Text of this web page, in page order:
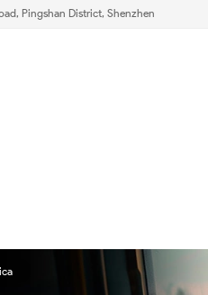
Pingshan District, Shenzhen